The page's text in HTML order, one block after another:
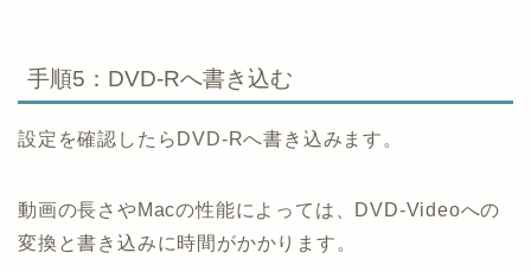
手順5：DVD-Rへ書き込む
設定を確認したらDVD-Rへ書き込みます。
動画の長さやMacの性能によっては、DVD-Videoへの
変換と書き込みに時間がかかります。